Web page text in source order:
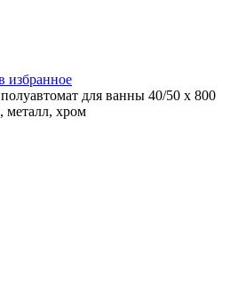
избранное
для ванны 40/50 x 800
металл, хром